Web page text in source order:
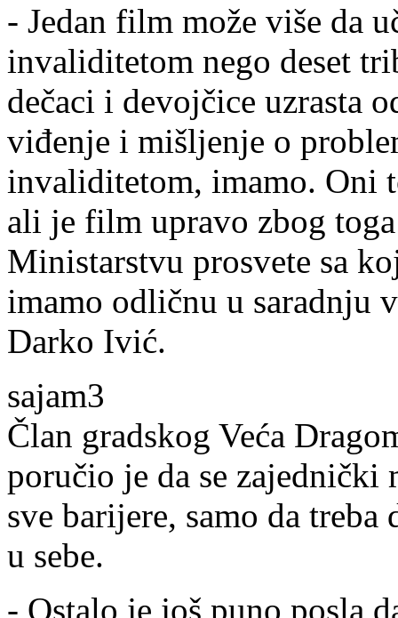
- Jedan film može više da
invaliditetom nego deset
dečaci i devojčice uzrasta
viđenje i mišljenje o
invaliditetom, imamo. Oni
ali je film upravo zbog
Ministarstvu prosvete sa
imamo odličnu u saradnju
Darko Ivić.
sajam3
Član gradskog Veća
poručio je da se zajednički
sve barijere, samo da
u sebe.
- Ostalo je još puno posla